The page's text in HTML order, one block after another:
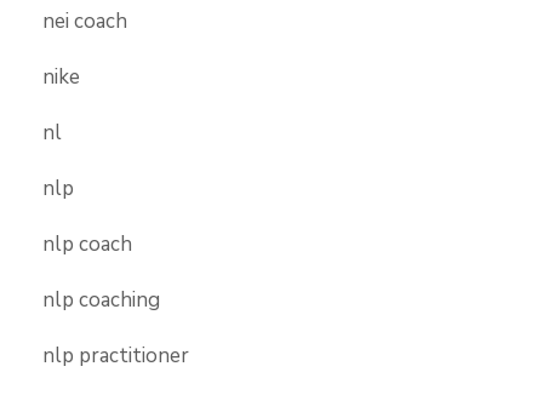
nei coach
nike
nl
nlp
nlp coach
nlp coaching
nlp practitioner